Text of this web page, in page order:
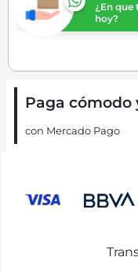
¿En que
hoy?
Paga cómodo
con Mercado Pago